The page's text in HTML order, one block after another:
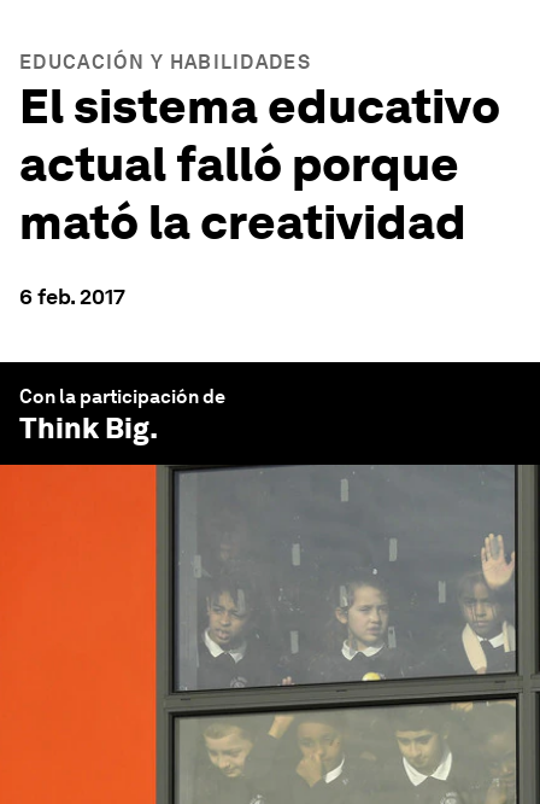
EDUCACIÓN Y HABILIDADES
El sistema educativo
actual falló porque
mató la creatividad
6 feb. 2017
Con la participación de
Think Big.